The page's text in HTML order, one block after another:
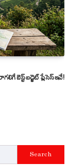
బెస్ట్ బడ్జెట్ ప్లేసెస్ ఇవే!
Search